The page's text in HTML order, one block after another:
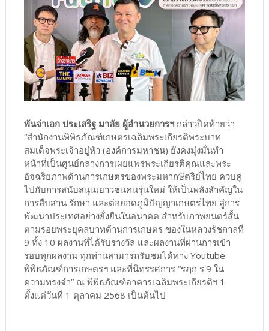
พันจ่าเอก ประเสริฐ มาลัย ผู้อำนวยการฯ กล่าวปิดท้ายว่า
“สำนักงานพิพิธภัณฑ์เกษตรเฉลิมพระเกียรติพระบาท
สมเด็จพระเจ้าอยู่หัว (องค์การมหาชน) ยังคงมุ่งมั่นทำ
หน้าที่เป็นศูนย์กลางการเผยแพร่พระเกียรติคุณและพระ
อัจฉริยภาพด้านการเกษตรของพระมหากษัตริย์ไทย ควบคู่
ไปกับการสนับสนุนเยาวชนคนรุ่นใหม่ ให้เป็นพลังสำคัญใน
การสืบสาน รักษา และต่อยอดภูมิปัญญาเกษตรไทย สู่การ
พัฒนาประเทศอย่างยั่งยืนในอนาคต สำหรับภาพยนตร์สั้น
ตามรอยพระยุคลบาทด้านการเกษตร ของในหลวงรัชกาลที่
9 ทั้ง 10 ผลงานที่ได้รับรางวัล และผลงานที่ผ่านการเข้า
รอบทุกผลงาน ทุกท่านสามารถรับชมได้ทาง Youtube
พิพิธภัณฑ์การเกษตรฯ และที่นิทรรศการ “รฦก ร.9 ใน
ความทรงจำ” ณ พิพิธภัณฑ์อาคารเฉลิมพระเกียรติฯ 1
ตั้งแต่วันที่ 1 ตุลาคม 2568 เป็นต้นไป